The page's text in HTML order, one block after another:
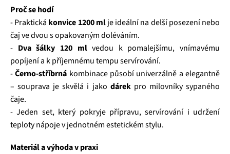
Proč se hodí
- Praktická konvice 1200 mlje ideální na delší posezení nebo
čaj ve dvou s opakovaným doléváním.
- Dva šálky 120 mlvedou k pomalejšímu, vnímavému
popíjení a k příjemnému tempu servírování.
-Černo‑stříbrná kombinace působí univerzálně a elegantně
– souprava je skvělá i jako dárekpro milovníky sypaného
čaje.
- Jeden set, který pokryje přípravu, servírování i udržení
teploty nápoje v jednotném estetickém stylu.
Materiál a výhoda v praxi